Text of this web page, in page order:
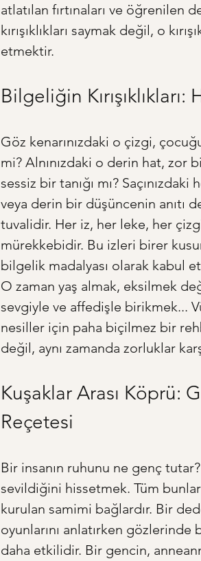
atlatılan fırtınaları ve öğrenilen
kırışıklıkları saymak değil, o
etmektir.
Bilgeliğin
Göz kenarınızdaki o çizgi,
mi? Alnınızdaki o derin hat, zor
sessiz bir tanığı mı?
veya derin bir düşüncenin anıtı
tuvalidir. Her iz, her leke, her
mürekkebidir. Bu izleri birer
bilgelik madalyası olarak kabul
O zaman yaş almak, eksilmek
sevgiyle ve affedişle birikmek...
nesiller için paha biçilmez bir
değil, aynı zamanda zorluklar
Kuşaklar Arası Köprü:
Reçetesi
Bir insanın ruhunu ne genç
sevildiğini hissetmek. Tüm
kurulan samimi bağlardır. Bir
oyunlarını anlatırken gözlerinde
daha etkilidir. Bir gencin,